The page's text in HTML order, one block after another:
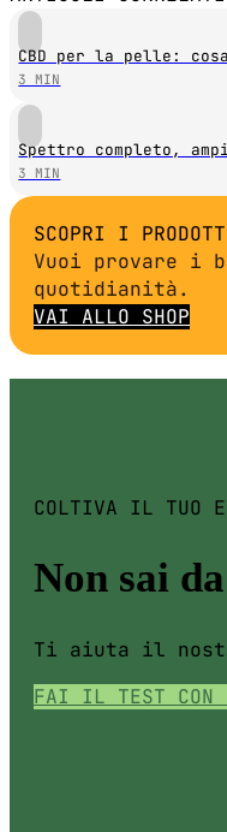
CBD per la pelle:
3 MIN
Spettro completo,
3 MIN
SCOPRI I
Vuoi provare i
quotidianità.
VAI ALLO SHOP
COLTIVA IL TUO
Non sai
Ti aiuta il
FAI IL TEST CON